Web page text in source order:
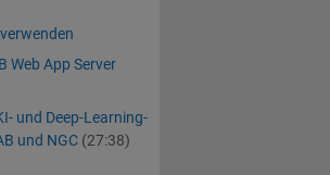
Web App Server
und Deep-Learning-
und NGC (27:38)